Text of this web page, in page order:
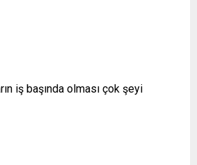
iş başında olması çok şeyi